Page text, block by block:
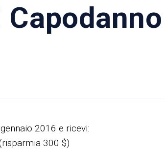
2016 e ricevi:
300 $)